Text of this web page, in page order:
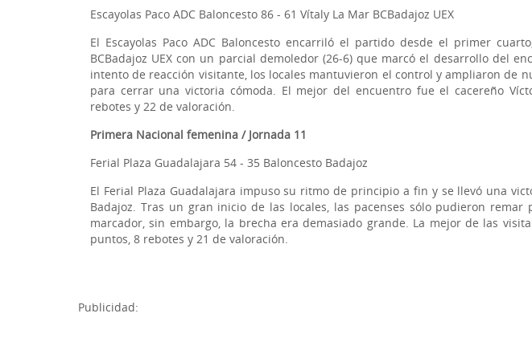
Escayolas Paco ADC Baloncesto 86 - 61 Vítaly La Mar BCBadajoz UEX
El Escayolas Paco ADC Baloncesto encarriló el partido desde el primer
BCBadajoz UEX con un parcial demoledor (26-6) que marcó el desarrollo del
intento de reacción visitante, los locales mantuvieron el control y ampliaron de
para cerrar una victoria cómoda. El mejor del encuentro fue el cacereño
rebotes y 22 de valoración.
Primera Nacional femenina / Jornada 11
Ferial Plaza Guadalajara 54 - 35 Baloncesto Badajoz
El Ferial Plaza Guadalajara impuso su ritmo de principio a fin y se llevó una
Badajoz. Tras un gran inicio de las locales, las pacenses sólo pudieron
marcador, sin embargo, la brecha era demasiado grande. La mejor de las
puntos, 8 rebotes y 21 de valoración.
Publicidad: